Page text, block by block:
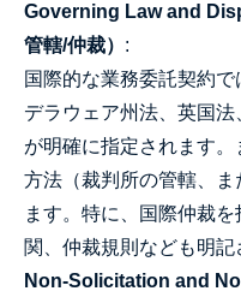
Governing Law and
管轄/仲裁） :
国際的な業務委託契約で
デラウェア州法、英国法
が明確に指定されます
方法（裁判所の管轄、
ます。特に、国際仲裁
関、仲裁規則なども明記
Non-Solicitation and